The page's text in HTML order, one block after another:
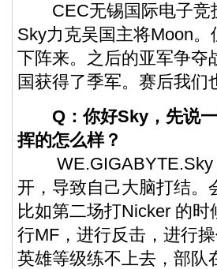
CEC无锡国际电子竞
Sky力克吴国主将Moon
下阵来。之后的亚军争夺
国获得了季军。赛后我
Q：你好Sky，先说
挥的怎么样？
WE.GIGABYTE.Sky
开，导致自己大脑打结。
比如第二场打Nicker 的
行MF，进行反击，进行
英雄等级练不上去，部队